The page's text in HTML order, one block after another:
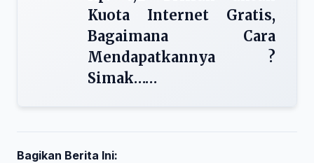
Kuota Internet Gratis,
Bagaimana Cara
Mendapatkannya ?
Simak……
Bagikan Berita Ini: